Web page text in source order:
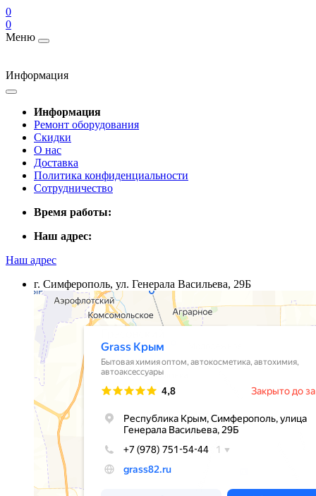
0
0
Меню
Информация
Информация
Ремонт оборудования
Скидки
О нас
Доставка
Политика конфиденциальности
Сотрудничество
Время работы:
Наш адрес:
Наш адрес
г. Симферополь, ул. Генерала Васильева, 29Б